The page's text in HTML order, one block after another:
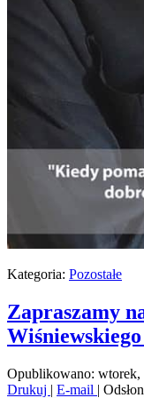
Kategoria: Pozostałe
Zapraszamy
Opublikowano: wtorek,
Drukuj | E-mail |